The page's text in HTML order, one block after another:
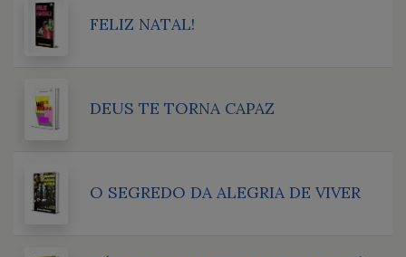
FELIZ NATAL!
DEUS TE TORNA CAPAZ
O SEGREDO DA ALEGRIA DE VIVER